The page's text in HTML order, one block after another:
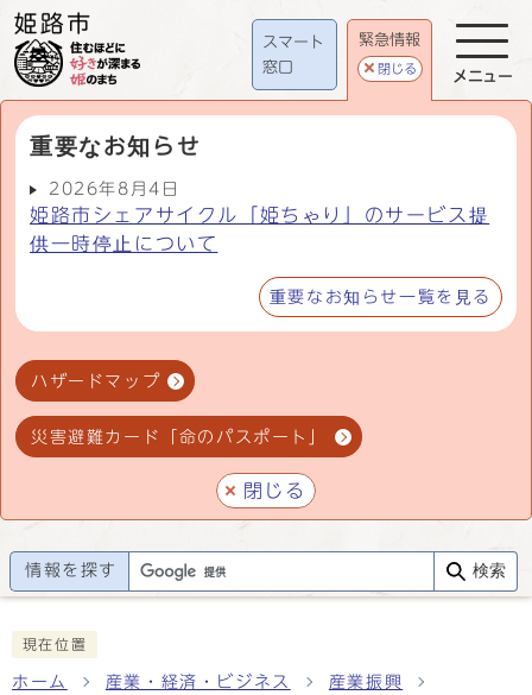
スマート
窓口
緊急情報
閉じる
重要なお知らせ
2026年8月4日
姫路市シェアサイクル「姫ちゃり」のサービス提
供一時停止について
重要なお知らせ一覧を見る
ハザードマップ
災害避難カード「命のパスポート」
閉じる
メニュー
情報を探す 検索
現在位置
ホーム 産業・経済・ビジネス 産業振興